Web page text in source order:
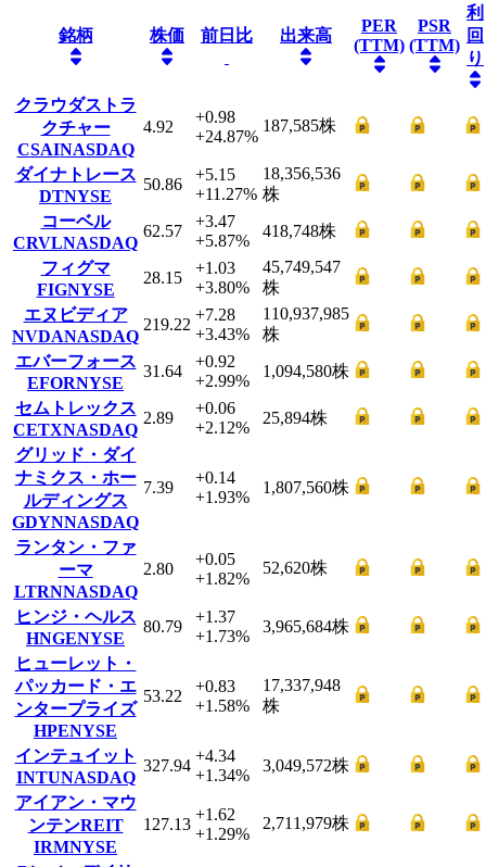
銘柄 株価 前日比 出来高
PER
(TTM)
PSR
(TTM)
利
回
り
クラウダストラ
クチャー
CSAINASDAQ
4.92
+0.98
+24.87%
187,585株
ダイナトレース
DTNYSE
50.86
+5.15
+11.27%
18,356,536
株
コーベル
CRVLNASDAQ
62.57
+3.47
+5.87%
418,748株
フィグマ
FIGNYSE
28.15
+1.03
+3.80%
45,749,547
株
エヌビディア
NVDANASDAQ
219.22
+7.28
+3.43%
110,937,985
株
エバーフォース
EFORNYSE
31.64
+0.92
+2.99%
1,094,580株
セムトレックス
CETXNASDAQ
2.89
+0.06
+2.12%
25,894株
グリッド・ダイ
ナミクス・ホー
ルディングス
GDYNNASDAQ
7.39
+0.14
+1.93%
1,807,560株
ランタン・ファ
ーマ
LTRNNASDAQ
2.80
+0.05
+1.82%
52,620株
ヒンジ・ヘルス
HNGENYSE
80.79
+1.37
+1.73%
3,965,684株
ヒューレット・
パッカード・エ
ンタープライズ
HPENYSE
53.22
+0.83
+1.58%
17,337,948
株
インテュイット
INTUNASDAQ
327.94
+4.34
+1.34%
3,049,572株
アイアン・マウ
ンテンREIT
IRMNYSE
127.13
+1.62
+1.29%
2,711,979株